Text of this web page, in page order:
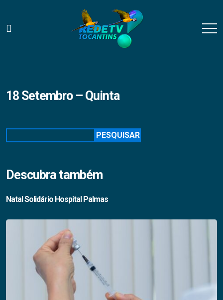
18 Setembro – Quinta
PESQUISAR
Descubra também
Natal Solidário Hospital Palmas